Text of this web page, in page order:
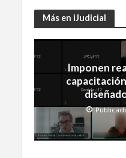
Más en iJudicial
Imponen